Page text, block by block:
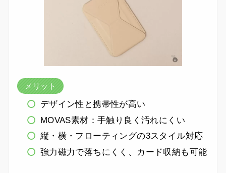
メリット
デザイン性と携帯性が高い
MOVAS素材：手触り良く汚れにくい
縦・横・フローティングの3スタイル対応
強力磁力で落ちにくく、カード収納も可能